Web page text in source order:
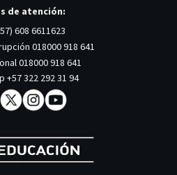
de atención:
608 6611623
018000 918 641
018000 918 641
+57 322 292 31 94